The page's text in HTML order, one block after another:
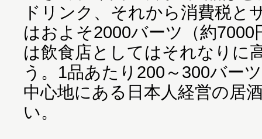
ドリンク、それから消費税と
はおよそ2000バーツ（約
は飲食店としてはそれなりに
う。1品あたり200～300バー
中心地にある日本人経営の居
い。